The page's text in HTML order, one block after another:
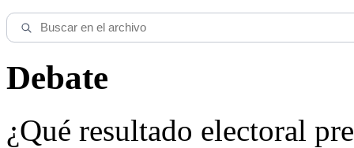
Debate
¿Qué resultado electoral